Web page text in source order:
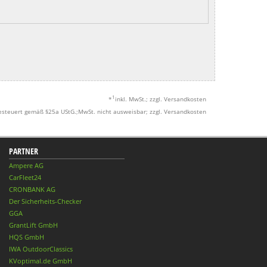
* 1 inkl. MwSt.; zzgl. Versandkosten
gemäß §25a UStG.;MwSt. nicht ausweisbar; zzgl. Versandkosten
PARTNER
Ampere AG
CarFleet24
CRONBANK AG
Der Sicherheits-Checker
GGA
GrantLift GmbH
HQS GmbH
IWA OutdoorClassics
KVoptimal.de GmbH